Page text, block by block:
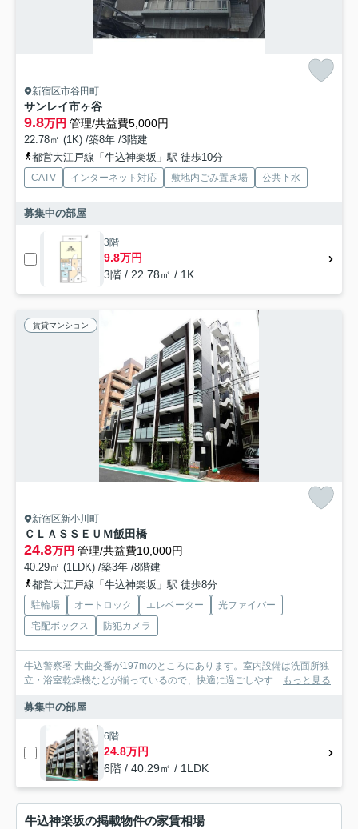
新宿区市谷田町
サンレイ市ヶ谷
9.8万円 管理/共益費5,000円
22.78㎡ (1K) /築8年 /3階建
都営大江戸線「牛込神楽坂」駅 徒歩10分
CATV インターネット対応 敷地内ごみ置き場 公共下水
募集中の部屋
3階
9.8万円
3階 / 22.78㎡ / 1K
賃貸マンション
新宿区新小川町
ＣＬＡＳＳＥＵＭ飯田橋
24.8万円 管理/共益費10,000円
40.29㎡ (1LDK) /築3年 /8階建
都営大江戸線「牛込神楽坂」駅 徒歩8分
駐輪場 オートロック エレベーター
光ファイバー
宅配ボックス
防犯カメラ
牛込警察署 大曲交番が197mのところにあります。室内設備は洗面所独
立・浴室乾燥機などが揃っているので、快適に過ごしやす... もっと見る
募集中の部屋
6階
24.8万円
6階 / 40.29㎡ / 1LDK
牛込神楽坂の掲載物件の家賃相場